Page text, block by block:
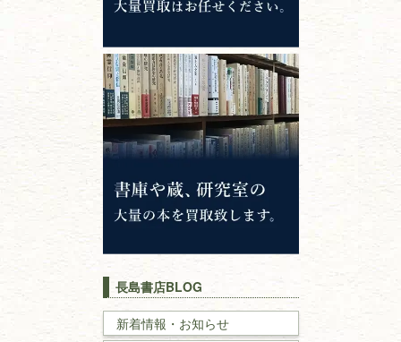
哲学書・思想書
心理学・倫理学
仏教書
神道・神社仏閣
イスラム教
キリスト教
戦記・戦史
長島書店BLOG
新着情報・お知らせ